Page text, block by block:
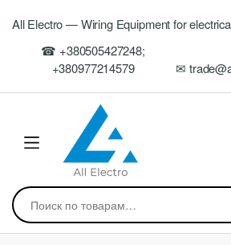
navigation
All Electro — Wiring Equipment for
☎ +380505427248;
+380977214579
✉
Искать: